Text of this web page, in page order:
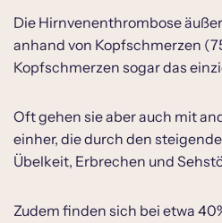
Die Hirnvenenthrombose
anhand von Kopfschmerzen
Kopfschmerzen sogar das
Oft gehen sie aber auch mit
einher, die durch den
Übelkeit, Erbrechen und
Zudem finden sich bei etwa